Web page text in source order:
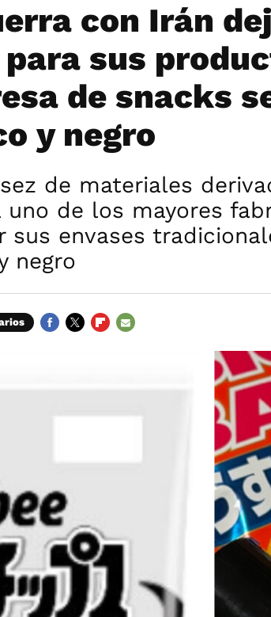
con Irán
sus
de snacks
y negro
de materiales
uno de los mayores
sus envases
negro